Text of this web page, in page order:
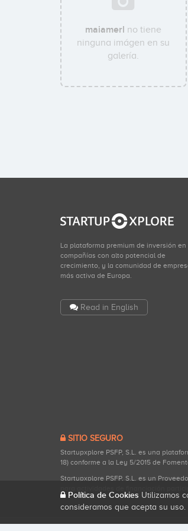
maiamerl no tiene
ninguna imágen en su
galería.
La plataforma premium de inversión en
compañías con alto potencial de
crecimiento, y la comunidad de
más activa de Europa.
Read in English
SITIO SEGURO
Startupxplore PSFP, S.L. es una
18) conforme a la Ley 5/2015 de
Startupxplore PSFP, S.L. es un
Política de Cookies Utilizamos
consideramos que acepta su uso.